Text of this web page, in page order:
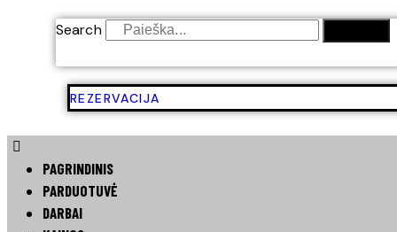
Search
REZERVACIJA
PAGRINDINIS
PARDUOTUVĖ
DARBAI